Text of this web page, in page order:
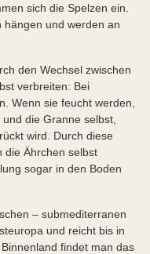
sich die Spelzen ein.
hängen und werden an
den Wechsel zwischen
verbreiten: Bei
Wenn sie feucht werden,
die Granne selbst,
wird. Durch diese
die Ährchen selbst
sogar in den Boden
– submediterranen
und reicht bis in
findet man das